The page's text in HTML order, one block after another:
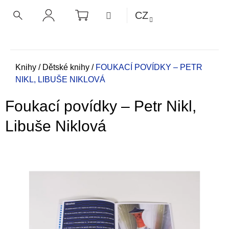
NÁKUPNÍ
KOŠÍK MENUCZ
Domů
Knihy / Dětské knihy / FOUKACÍ POVÍDKY – PETR
NIKL, LIBUŠE NIKLOVÁ
Foukací povídky – Petr Nikl,
Libuše Niklová
ZPĚT
ZPĚT
o
p
t
e